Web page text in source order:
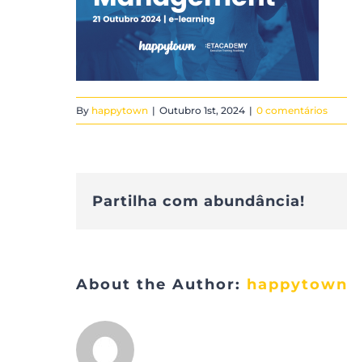
By happytown | Outubro 1st, 2024 | 0 comentários
Partilha com abundância!
About the Author: happytown